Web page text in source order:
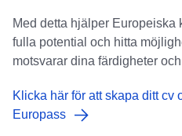
Med detta hjälper Europeiska
fulla potential och hitta
motsvarar dina färdigheter
Klicka här för att skapa ditt cv
Europass